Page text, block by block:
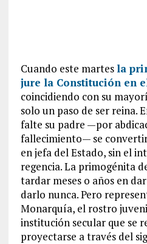
Cuando este martesla
jure la Constitución en
coincidiendo con su
solo un paso de ser reina.
falte su padre —por
fallecimiento— se
en jefa del Estado, sin el
regencia. La primogénita
tardar meses o años en
darlo nunca. Pero
Monarquía, el rostro
institución secular que se
proyectarse a través del